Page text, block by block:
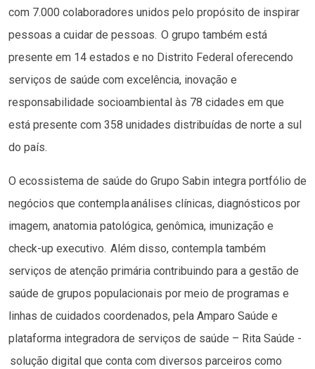
com 7.000 colaboradores unidos pelo propósito de inspirar
pessoas a cuidar de pessoas. O grupo também está
presente em 14 estados e no Distrito Federal oferecendo
serviços de saúde com excelência, inovação e
responsabilidade socioambiental às 78 cidades em que
está presente com 358 unidades distribuídas de norte a sul
do país.
O ecossistema de saúde do Grupo Sabin integra portfólio de
negócios que contempla análises clínicas, diagnósticos por
imagem, anatomia patológica, genômica, imunização e
check-up executivo. Além disso, contempla também
serviços de atenção primária contribuindo para a gestão de
saúde de grupos populacionais por meio de programas e
linhas de cuidados coordenados, pela Amparo Saúde e
plataforma integradora de serviços de saúde – Rita Saúde -
solução digital que conta com diversos parceiros como